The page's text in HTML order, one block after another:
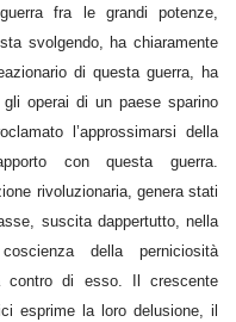
fra le grandi potenze,
svolgendo, ha chiaramente
di questa guerra, ha
operai di un paese sparino
l’approssimarsi della
con questa guerra.
rivoluzionaria, genera stati
suscita dappertutto, nella
della perniciosità
contro di esso. Il crescente
esprime la loro delusione, il